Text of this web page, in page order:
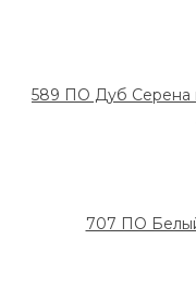
589 ПО Дуб Серена
707 ПО